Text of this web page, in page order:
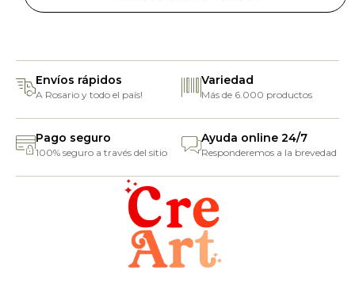
Envíos rápidos
A Rosario y todo el país!
Variedad
Más de 6.000 productos
Pago seguro
100% seguro a través del sitio
Ayuda online 24/7
Responderemos a la brevedad